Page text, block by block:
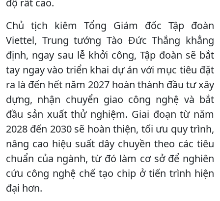
độ rất cao.
Chủ tịch kiêm Tổng Giám đốc Tập đoàn
Viettel, Trung tướng Tào Đức Thắng khẳng
định, ngay sau lễ khởi công, Tập đoàn sẽ bắt
tay ngay vào triển khai dự án với mục tiêu đặt
ra là đến hết năm 2027 hoàn thành đầu tư xây
dựng, nhận chuyển giao công nghệ và bắt
đầu sản xuất thử nghiệm. Giai đoạn từ năm
2028 đến 2030 sẽ hoàn thiện, tối ưu quy trình,
nâng cao hiệu suất dây chuyền theo các tiêu
chuẩn của ngành, từ đó làm cơ sở để nghiên
cứu công nghệ chế tạo chip ở tiến trình hiện
đại hơn.